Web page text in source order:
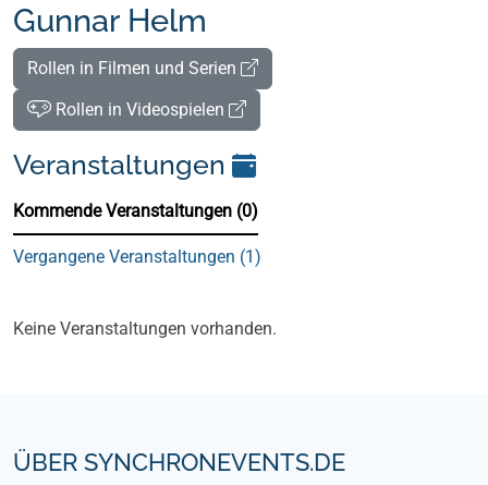
Gunnar Helm
Rollen in Filmen und Serien
Rollen in Videospielen
Veranstaltungen
Kommende Veranstaltungen (0)
Vergangene Veranstaltungen (1)
Keine Veranstaltungen vorhanden.
ÜBER SYNCHRONEVENTS.DE